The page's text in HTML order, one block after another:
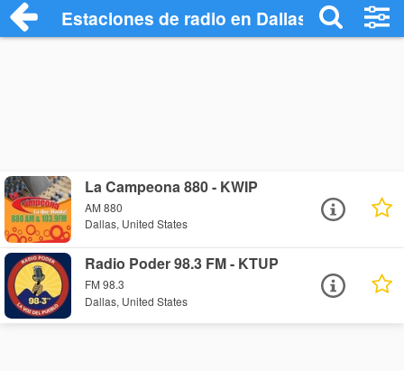
Estaciones de radio en Dallas -
La Campeona 880 - KWIP
AM 880
Dallas, United States
Radio Poder 98.3 FM - KTUP
FM 98.3
Dallas, United States